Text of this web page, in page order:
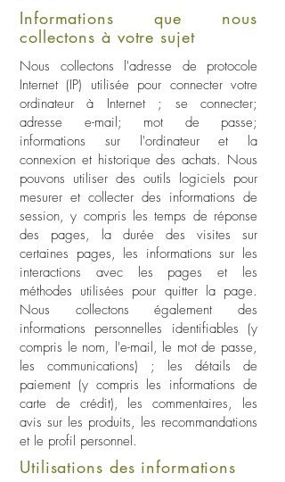
Informations que nous
collectons à votre sujet
Nous collectons l'adresse de protocole
Internet (IP) utilisée pour connecter votre
ordinateur à Internet ; se connecter;
adresse e-mail; mot de passe;
informations sur l'ordinateur et la
connexion et historique des achats. Nous
pouvons utiliser des outils logiciels pour
mesurer et collecter des informations de
session, y compris les temps de réponse
des pages, la durée des visites sur
certaines pages, les informations sur les
interactions avec les pages et les
méthodes utilisées pour quitter la page.
Nous collectons également des
informations personnelles identifiables (y
compris le nom, l'e-mail, le mot de passe,
les communications) ; les détails de
paiement (y compris les informations de
carte de crédit), les commentaires, les
avis sur les produits, les recommandations
et le profil personnel.
Utilisations des informations